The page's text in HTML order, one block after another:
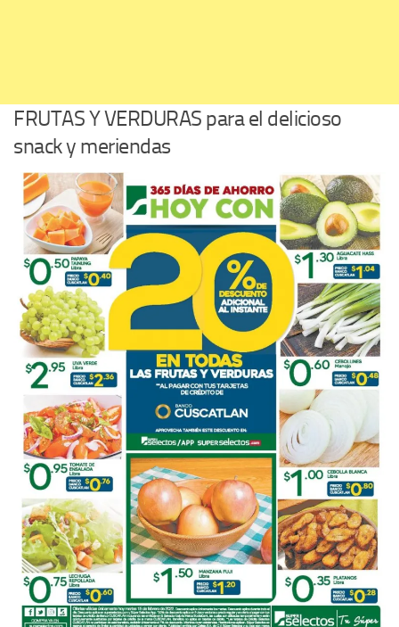
FRUTAS Y VERDURAS para el delicioso
snack y meriendas